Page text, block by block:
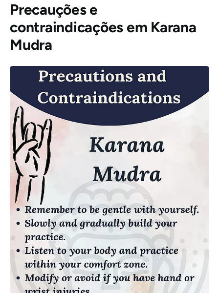
Precauções e
contraindicações em Karana
Mudra